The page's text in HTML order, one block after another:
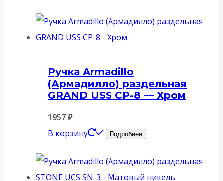
Ручка Armadillo
(Армадилло) раздельная
GRAND USS CP-8 — Хром
1957₽
В корзину
Подробнее